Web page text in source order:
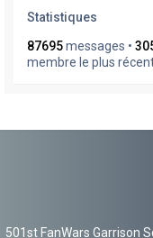
Statistiques
87695messages •
membre le plus
501st FanWars Garrison